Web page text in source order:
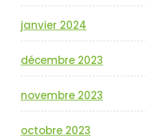
janvier 2024
décembre 2023
novembre 2023
octobre 2023